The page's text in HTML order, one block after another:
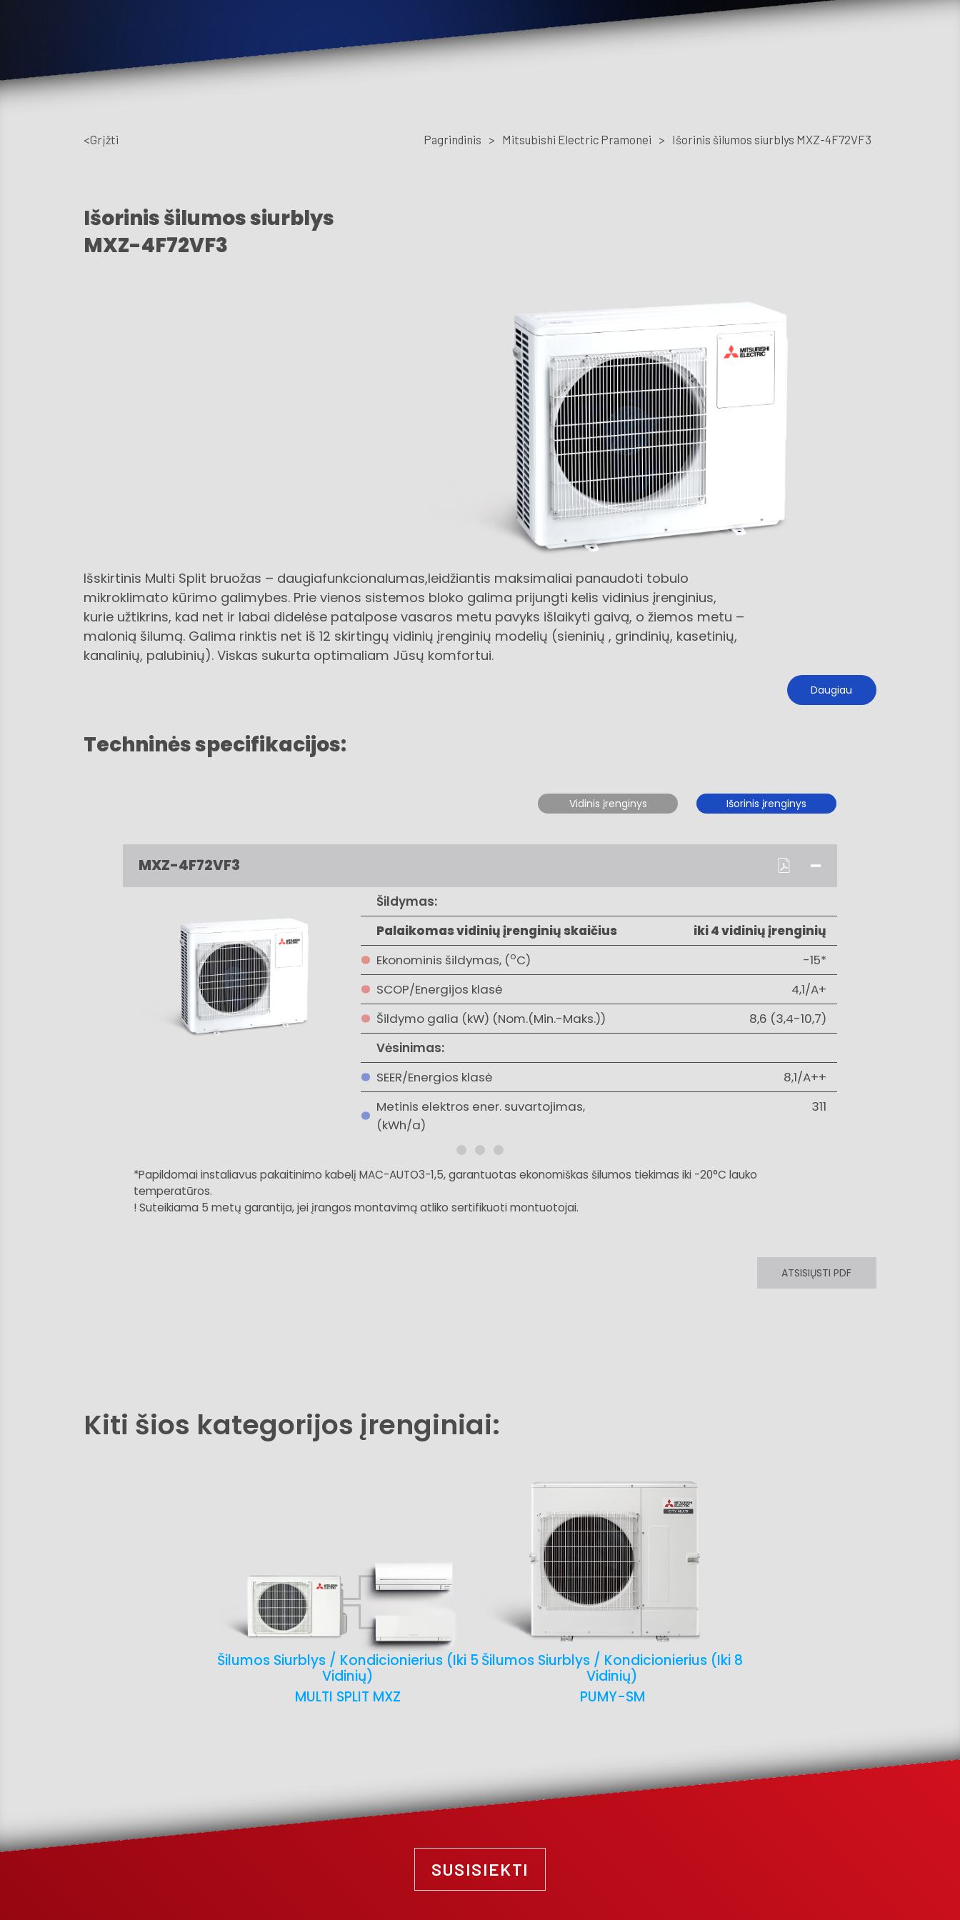
<Grįžti Pagrindinis > Mitsubishi Electric Pramonei > Išorinis šilumos siurblys MXZ-4F72VF3
Išorinis šilumos siurblys
MXZ-4F72VF3
Išskirtinis Multi Split bruožas – daugiafunkcionalumas,leidžiantis maksimaliai panaudoti tobulo
mikroklimato kūrimo galimybes. Prie vienos sistemos bloko galima prijungti kelis vidinius įrenginius,
kurie užtikrins, kad net ir labai didelėse patalpose vasaros metu pavyks išlaikyti gaivą, o žiemos metu –
malonią šilumą. Galima rinktis net iš 12 skirtingų vidinių įrenginių modelių (sieninių , grindinių, kasetinių,
kanalinių, palubinių). Viskas sukurta optimaliam Jūsų komfortui.
Daugiau
Techninės specifikacijos:
Vidinis įrenginys Išorinis įrenginys
MXZ-4F72VF3
Šildymas:
Palaikomas vidinių įrenginių skaičius
iki 4 vidinių įrenginių
Ekonominis šildymas, (oC)
-15*
SCOP/Energijos klasė
4,1/A+
Šildymo galia (kW) (Nom.(Min.-Maks.))
8,6 (3,4-10,7)
Vėsinimas:
SEER/Energios klasė
8,1/A++
Metinis elektros ener. suvartojimas,
(kWh/a)
311
*Papildomai instaliavus pakaitinimo kabelį MAC-AUTO3-1,5, garantuotas ekonomiškas šilumos tiekimas iki -20°C lauko
temperatūros.
! Suteikiama 5 metų garantija, jei įrangos montavimą atliko sertifikuoti montuotojai.
ATSISIŲSTI PDF
Kiti šios kategorijos įrenginiai:
Šilumos Siurblys / Kondicionierius (iki 5
Vidinių)
MULTI SPLIT MXZ
Šilumos Siurblys / Kondicionierius (iki 8
Vidinių)
PUMY-SM
SUSISIEKTI